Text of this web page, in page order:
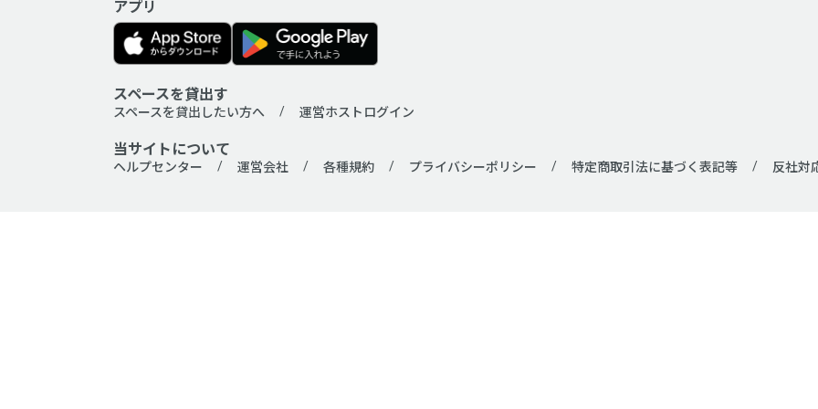
アプリ
スペースを貸出す
スペースを貸出したい方へ 運営ホストログイン
当サイトについて
ヘルプセンター 運営会社 各種規約 プライバシーポリシー 特定商取引法に基づく表記等 反社対